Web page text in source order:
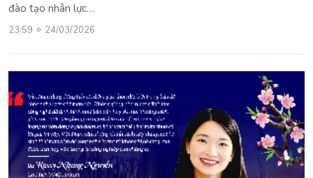
đào tạo nhân lực…
23:59 24/03/2026